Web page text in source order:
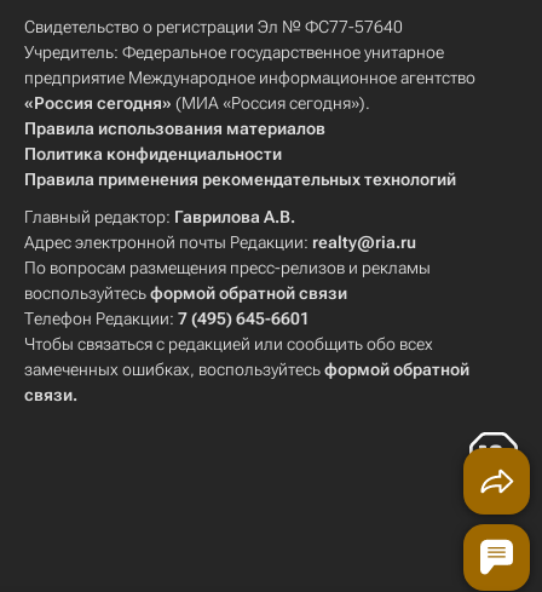
Свидетельство о регистрации Эл № ФС77-57640
Учредитель: Федеральное государственное унитарное
предприятие Международное информационное агентство
«Россия сегодня» (МИА «Россия сегодня»).
Правила использования материалов
Политика конфиденциальности
Правила применения рекомендательных технологий
Главный редактор: Гаврилова А.В.
Адрес электронной почты Редакции: realty@ria.ru
По вопросам размещения пресс-релизов и рекламы
воспользуйтесьформой обратной связи
Телефон Редакции: 7 (495) 645-6601
Чтобы связаться с редакцией или сообщить обо всех
замеченных ошибках, воспользуйтесьформой обратной
связи.